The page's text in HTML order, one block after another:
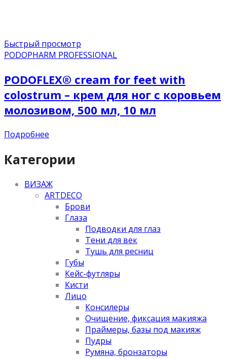
Быстрый просмотр
PODOPHARM PROFESSIONAL
PODOFLEX® сream for feet with
colostrum – крем для ног с коровьем
молозивом, 500 мл, 10 мл
Подробнее
Категории
ВИЗАЖ
ARTDECO
Брови
Глаза
Подводки для глаз
Тени для век
Тушь для ресниц
Губы
Кейс-футляры
Кисти
Лицо
Консилеры
Очищение, фиксация макияжа
Праймеры, базы под макияж
Пудры
Румяна, бронзаторы